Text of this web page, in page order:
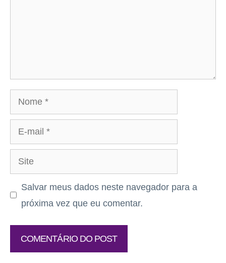
Nome
mail
Site
Salvar meus dados neste navegador para a
próxima vez que eu comentar.